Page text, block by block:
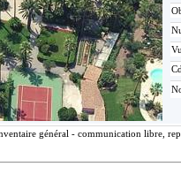
général - communication libre,